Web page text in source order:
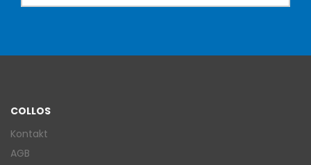
COLLOS
Kontakt
AGB